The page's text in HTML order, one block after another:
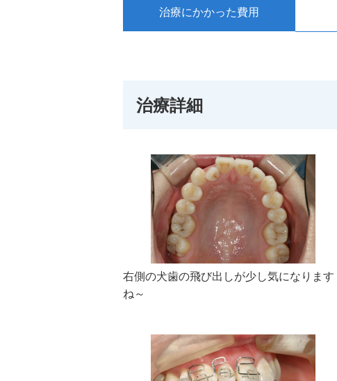
治療にかかった費用
治療詳細
右側の犬歯の飛び出しが少し気になります
ね～